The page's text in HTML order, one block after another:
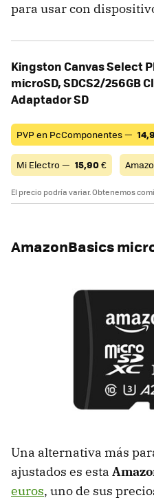
para usar con
Kingston Canvas Select
microSD, SDCS2/256GB
Adaptador SD
PVP en PcComponentes —
Mi Electro — 15,90€
El precio podría variar. Obtenemos
AmazonBasics
Una alternativa más
ajustados es esta
euros, uno de sus